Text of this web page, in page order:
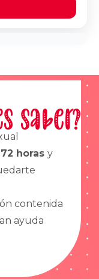
saber?
72 horas y
contenida
ayuda